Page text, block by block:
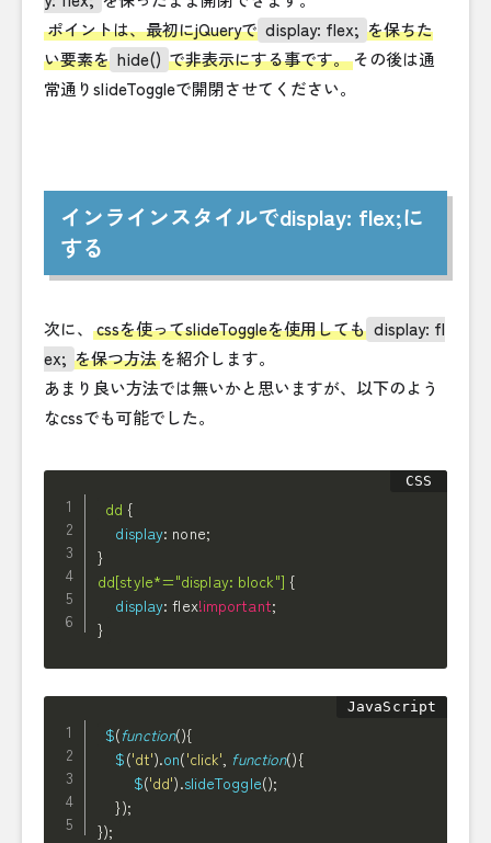
ポイントは、最初にjQueryで display: flex; を保ちた
い要素を hide() で非表示にする事です。その後は通
常通りslideToggleで開閉させてください。
インラインスタイルでdisplay: flex;に
する
次に、 cssを使ってslideToggleを使用しても display: fl
ex; を保つ方法を紹介します。
あまり良い方法では無いかと思いますが、以下のよう
なcssでも可能でした。
dd {
display: none;
}
dd[style*="display: block"] {
display: flex!important;
}
$(function(){
$('dt').on('click' function(){
$('dd').slideToggle();
});
});